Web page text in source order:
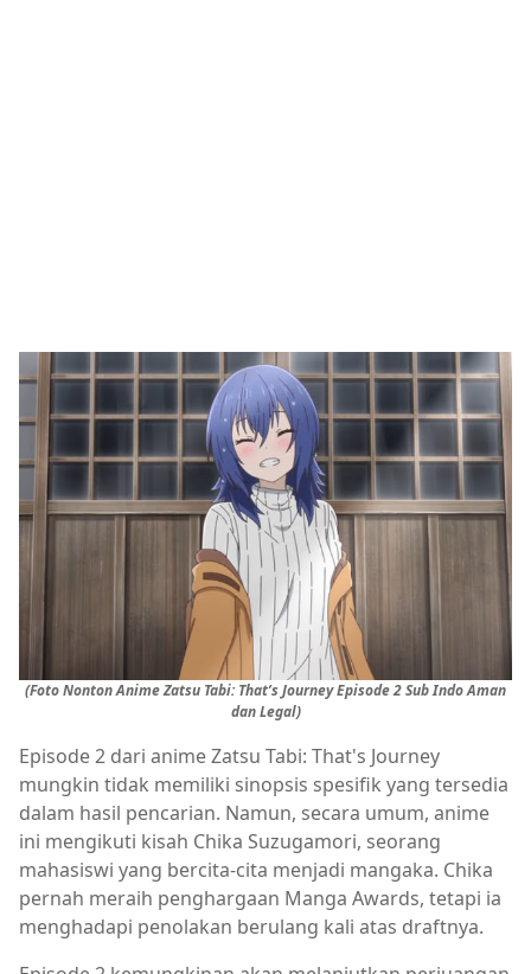
(Foto Nonton Anime Zatsu Tabi: That’s Journey Episode 2 Sub Indo Aman
dan Legal)
Episode 2 dari anime Zatsu Tabi: That's Journey
mungkin tidak memiliki sinopsis spesifik yang tersedia
dalam hasil pencarian. Namun, secara umum, anime
ini mengikuti kisah Chika Suzugamori, seorang
mahasiswi yang bercita-cita menjadi mangaka. Chika
pernah meraih penghargaan Manga Awards, tetapi ia
menghadapi penolakan berulang kali atas draftnya.